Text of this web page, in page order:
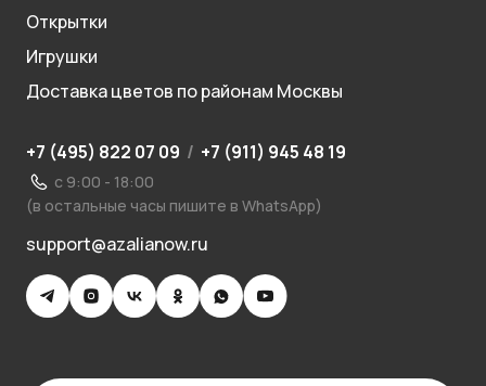
Открытки
Игрушки
Доставка цветов по районам Москвы
+7 (495) 822 07 09 / +7 (911) 945 48 19
с 9:00 - 18:00
(в остальные часы пишите в WhatsApp)
support@azalianow.ru